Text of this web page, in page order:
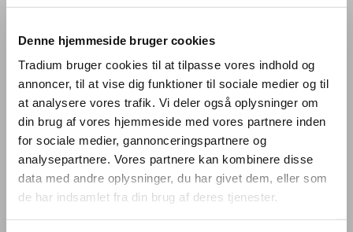
Denne hjemmeside bruger cookies
Tradium bruger cookies til at tilpasse vores indhold og
annoncer, til at vise dig funktioner til sociale medier og til
at analysere vores trafik. Vi deler også oplysninger om
din brug af vores hjemmeside med vores partnere inden
for sociale medier, gannonceringspartnere og
analysepartnere. Vores partnere kan kombinere disse
data med andre oplysninger, du har givet dem, eller som
de har indsamlet fra din brug af deres tjenester.
Ansøgere som er til samtale får et personligt telefonisk svar og
øvrige modtager en mail med afslag.
Søg ledige stillinger
Uopfordrede